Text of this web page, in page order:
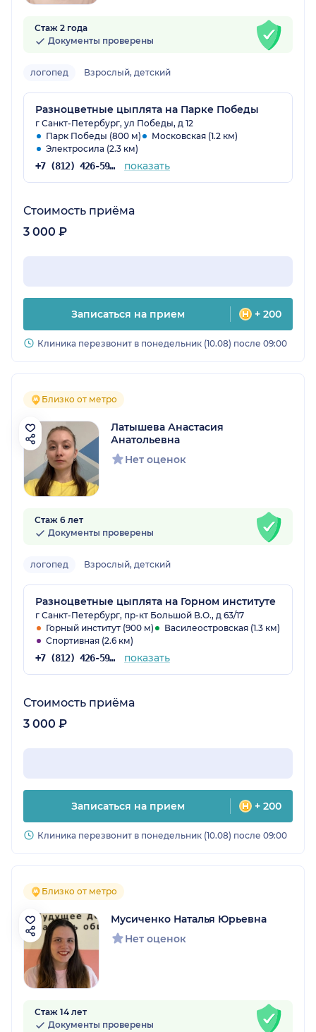
Стаж 2 года
Документы проверены
логопед Взрослый, детский
Разноцветные цыплята на Парке Победы
г Санкт-Петербург, ул Победы, д 12
Парк Победы (800 м)
Московская (1.2 км)
Электросила (2.3 км)
+7 (812) 426-59-34 показать
Стоимость приёма
3 000 ₽
Записаться на прием + 200
Клиника перезвонит в понедельник (10.08) после 09:00
Близко от метро
Латышева Анастасия
Анатольевна
Нет оценок
Стаж 6 лет
Документы проверены
логопед Взрослый, детский
Разноцветные цыплята на Горном институте
г Санкт-Петербург, пр-кт Большой В.О., д 63/17
Горный институт (900 м)
Василеостровская (1.3 км)
Спортивная (2.6 км)
+7 (812) 426-59-16 показать
Стоимость приёма
3 000 ₽
Записаться на прием + 200
Клиника перезвонит в понедельник (10.08) после 09:00
Близко от метро
Мусиченко Наталья Юрьевна
Нет оценок
Стаж 14 лет
Документы проверены